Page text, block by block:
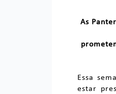
As
Essa
estar